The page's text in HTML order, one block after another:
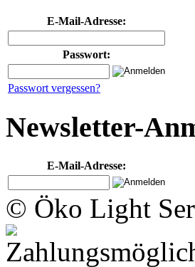
E-Mail-Adresse:
Passwort:
Passwort vergessen?
Newsletter-
E-Mail-Adresse:
© Öko Light